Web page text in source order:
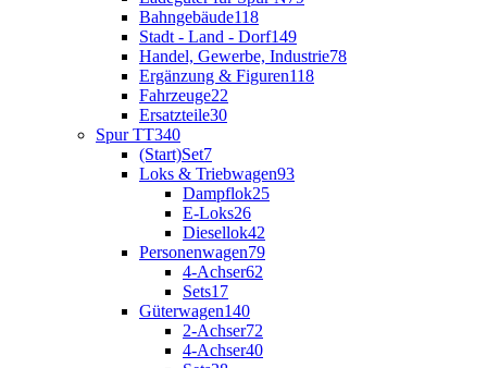
Bahngebäude118
Stadt - Land - Dorf149
Handel, Gewerbe, Industrie78
Ergänzung & Figuren118
Fahrzeuge22
Ersatzteile30
Spur TT340
(Start)Set7
Loks & Triebwagen93
Dampflok25
E-Loks26
Diesellok42
Personenwagen79
4-Achser62
Sets17
Güterwagen140
2-Achser72
4-Achser40